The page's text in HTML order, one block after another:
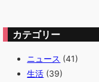
カテゴリー
ニュース (41)
生活 (39)